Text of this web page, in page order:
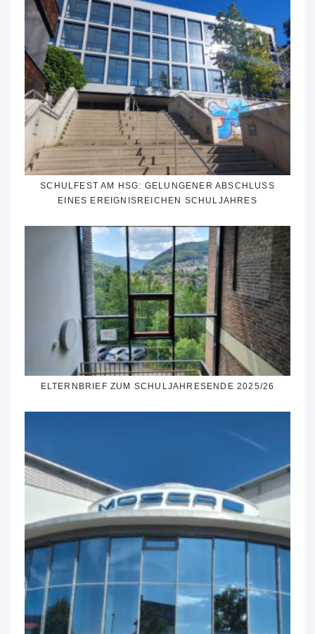
SCHULFEST AM HSG: GELUNGENER ABSCHLUSS
EINES EREIGNISREICHEN SCHULJAHRES
ELTERNBRIEF ZUM SCHULJAHRESENDE 2025/26